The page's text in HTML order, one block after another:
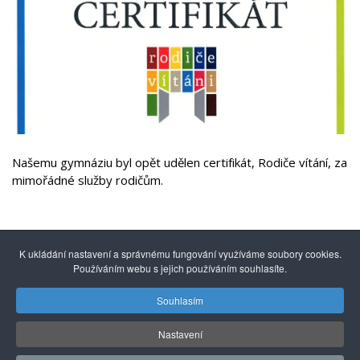
Našemu gymnáziu byl opět udělen certifikát, Rodiče vítání, za
mimořádné služby rodičům.
Gymnázium mezinárodních a veřejných
vztahů Praha s.r.o.| Kuncova 1580, 155 00 Praha 5, +420
251 550 846 |info@gmvv.cz
K ukládání nastavení a správnému fungování využíváme soubory cookies.
Používáním webu s jejich používáním souhlasíte.
Souhlasím
Nastavení